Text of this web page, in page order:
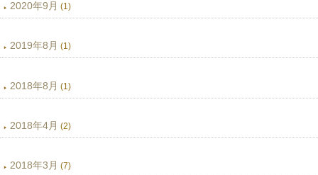
2020年9月 (1)
2019年8月 (1)
2018年8月 (1)
2018年4月 (2)
2018年3月 (7)